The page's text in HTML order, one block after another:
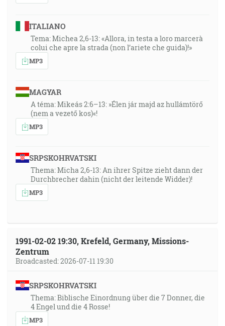
ITALIANO
Tema: Michea 2,6-13: «Allora, in testa a loro marcerà
colui che apre la strada (non l’ariete che guida)!»
MP3
MAGYAR
A téma: Mikeás 2:6–13: »Élen jár majd az hullámtörő
(nem a vezető kos)«!
MP3
SRPSKOHRVATSKI
Thema: Micha 2,6-13: An ihrer Spitze zieht dann der
Durchbrecher dahin (nicht der leitende Widder)!
MP3
1991-02-02 19:30, Krefeld, Germany, Missions-
Zentrum
Broadcasted: 2026-07-11 19:30
SRPSKOHRVATSKI
Thema: Biblische Einordnung über die 7 Donner, die
4 Engel und die 4 Rosse!
MP3